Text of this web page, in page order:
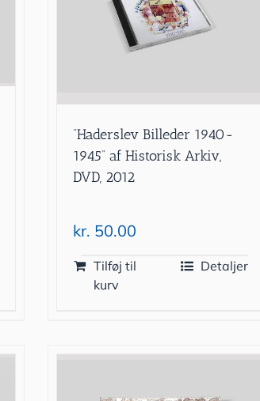
”Haderslev Billeder 1940-
1945” af Historisk Arkiv,
DVD, 2012
kr. 50.00
Tilføj til
kurv
Detaljer